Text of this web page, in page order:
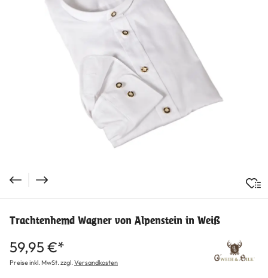
Trachtenhemd Wagner von Alpenstein in Weiß
59,95 €*
Preise inkl. MwSt. zzgl.Versandkosten